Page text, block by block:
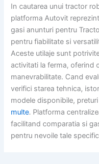
In cautarea unui tractor
platforma Autovit
gasi anunturi pentru
pentru fiabilitate si
Aceste utilaje sunt
activitati la ferma, oferind
manevrabilitate. Cand
verifici starea tehnica,
modele disponibile,
multe. Platforma
facilitand comparatia si
pentru nevoile tale